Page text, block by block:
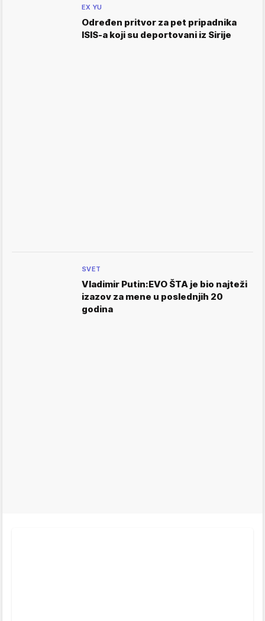
EX YU
Određen pritvor za pet pripadnika
ISIS-a koji su deportovani iz Sirije
SVET
Vladimir Putin:EVO ŠTA je bio najteži
izazov za mene u poslednjih 20
godina